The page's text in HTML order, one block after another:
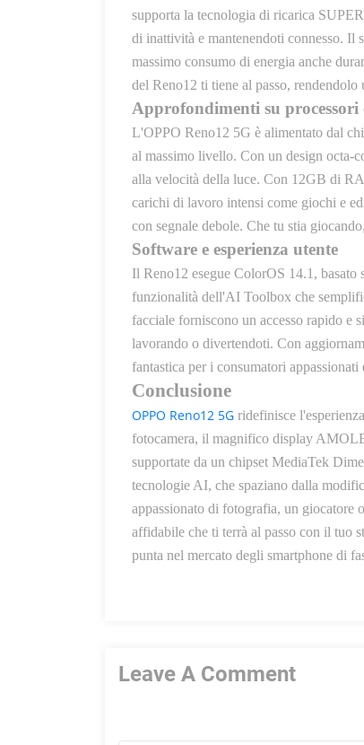
supporta la tecnologia di ricarica
di inattività e mantenendoti connesso. Il
massimo consumo di energia anche
del Reno12 ti tiene al passo,
Approfondimenti su processori
L'OPPO Reno12 5G è alimentato dal
al massimo livello. Con un design octa-
alla velocità della luce. Con 12GB di
carichi di lavoro intensi come giochi e
con segnale debole. Che tu stia
Software e esperienza utente
Il Reno12 esegue ColorOS 14.1,
funzionalità dell'AI Toolbox che
facciale forniscono un accesso rapido e
lavorando o divertendoti. Con
fantastica per i consumatori
Conclusione
OPPO Reno12 5G ridefinisce
fotocamera, il magnifico display
supportate da un chipset MediaTek
tecnologie AI, che spaziano dalla
appassionato di fotografia, un giocatore
affidabile che ti terrà al passo con il tuo
punta nel mercato degli smartphone di
Leave A Comment